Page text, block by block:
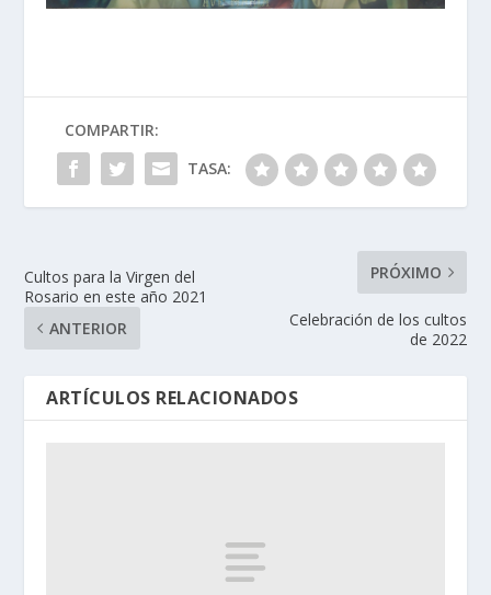
COMPARTIR:
TASA:
Cultos para la Virgen del
Rosario en este año 2021
ANTERIOR
PRÓXIMO
Celebración de los cultos
de 2022
ARTÍCULOS RELACIONADOS